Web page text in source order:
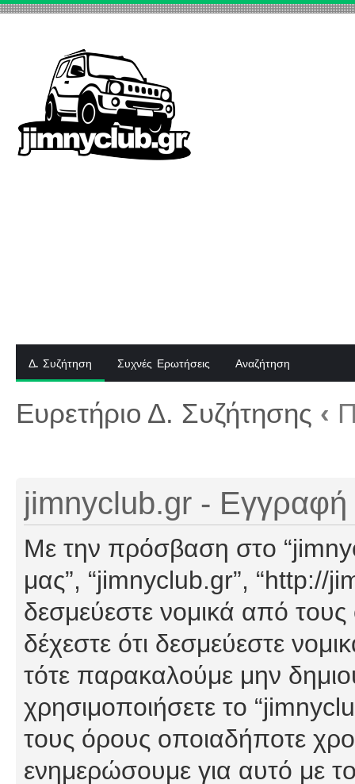
Δ. Συζήτηση Συχνές Ερωτήσεις Αναζήτηση
Ευρετήριο Δ. Συζήτησης ‹
jimnyclub.gr - Εγγραφή
Με την πρόσβαση στο
μας”, “jimnyclub.gr”, “http://
δεσμεύεστε νομικά από
δέχεστε ότι δεσμεύεστε
τότε παρακαλούμε μην
χρησιμοποιήσετε το
τους όρους οποιαδήποτε
ενημερώσουμε για αυτό με